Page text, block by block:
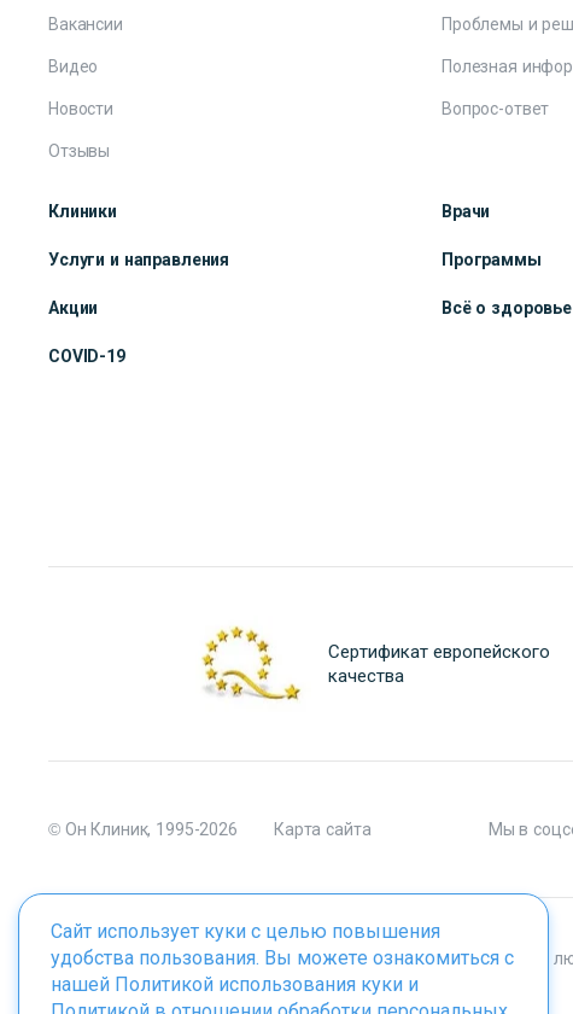
Вакансии
Видео
Новости
Отзывы
Проблемы и
Полезная
Вопрос-ответ
Клиники Врачи
Услуги и направления Программы
Акции Всё о здоровье
COVID-19
Сертификат европейского
качества
© Он Клиник, 1995-2026 Карта сайта Мы в
Материалы сайта являются собственностью ООО "Он Клиник",
Сайт использует куки с целью повышения
удобства пользования. Вы можете ознакомиться с
нашей Политикой использования куки и